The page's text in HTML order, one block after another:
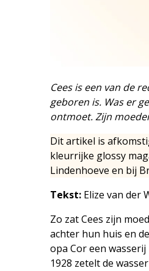
Cees is een van de
geboren is. Was er
ontmoet. Zijn
Dit artikel is
kleurrijke glossy
Lindenhoeve en bij
Tekst: Elize van der
Zo zat Cees zijn
achter hun huis en
opa Cor een
1928 zetelt de